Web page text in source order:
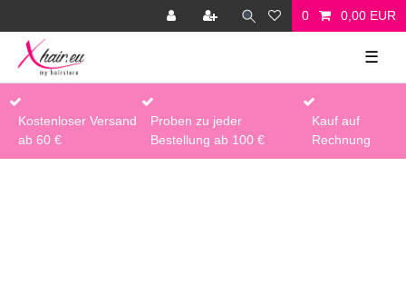
0 0,00 EUR
☰
Kostenloser Versand
ab 60 €
Proben zu jeder
Bestellung ab 100 €
Kauf auf
Rechnung